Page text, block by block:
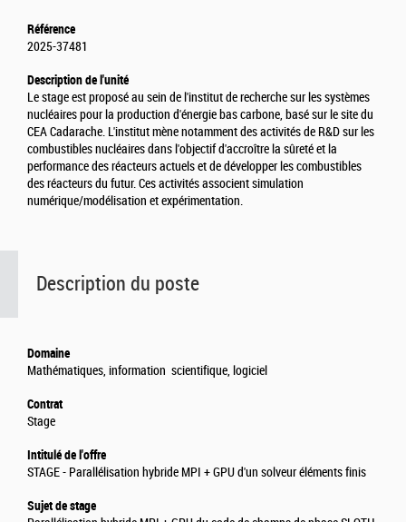
Description du poste
Domaine
Mathématiques, information scientifique, logiciel
Contrat
Stage
Intitulé de l'offre
STAGE - Parallélisation hybride MPI + GPU d'un solveur éléments finis
Sujet de stage
Référence
2025-37481
Description de l'unité
Le stage est proposé au sein de l'institut de recherche sur les systèmes
nucléaires pour la production d'énergie bas carbone, basé sur le site du
CEA Cadarache. L'institut mène notamment des activités de R&D sur les
combustibles nucléaires dans l'objectif d'accroître la sûreté et la
performance des réacteurs actuels et de développer les combustibles
des réacteurs du futur. Ces activités associent simulation
numérique/modélisation et expérimentation.